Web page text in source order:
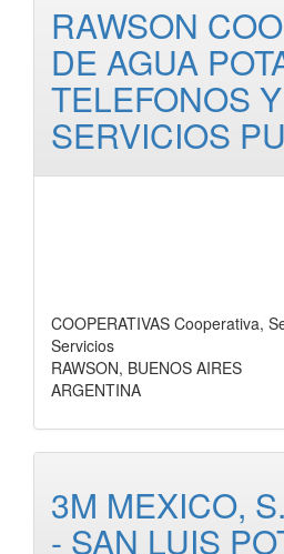
RAWSON
DE AGUA
TELEFONOS
SERVICIOS
COOPERATIVAS Cooperativa,
Servicios
RAWSON, BUENOS AIRES
ARGENTINA
3M MEXICO,
- SAN LUIS